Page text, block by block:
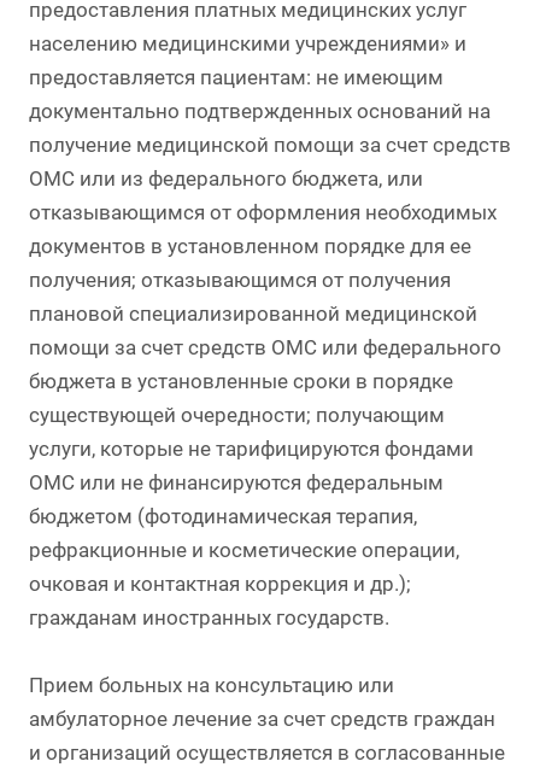
предоставления платных медицинских услуг
населению медицинскими учреждениями» и
предоставляется пациентам: не имеющим
документально подтвержденных оснований на
получение медицинской помощи за счет средств
ОМС или из федерального бюджета, или
отказывающимся от оформления необходимых
документов в установленном порядке для ее
получения; отказывающимся от получения
плановой специализированной медицинской
помощи за счет средств ОМС или федерального
бюджета в установленные сроки в порядке
существующей очередности; получающим
услуги, которые не тарифицируются фондами
ОМС или не финансируются федеральным
бюджетом (фотодинамическая терапия,
рефракционные и косметические операции,
очковая и контактная коррекция и др.);
гражданам иностранных государств.
Прием больных на консультацию или
амбулаторное лечение за счет средств граждан
и организаций осуществляется в согласованные